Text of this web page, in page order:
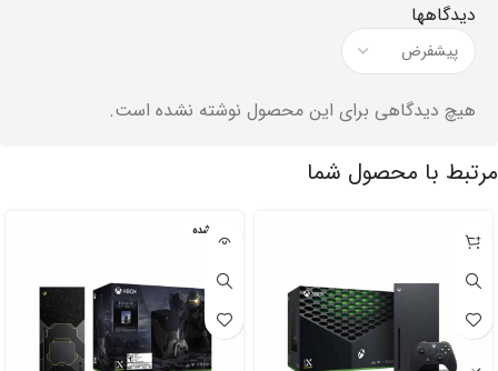
دیدگاهها
هیچ دیدگاهی برای این محصول نوشته نشده است.
مرتبط با محصول شما
تمام شده